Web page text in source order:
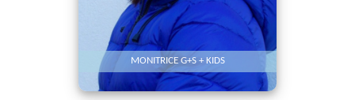
MONITRICE G+S + KIDS